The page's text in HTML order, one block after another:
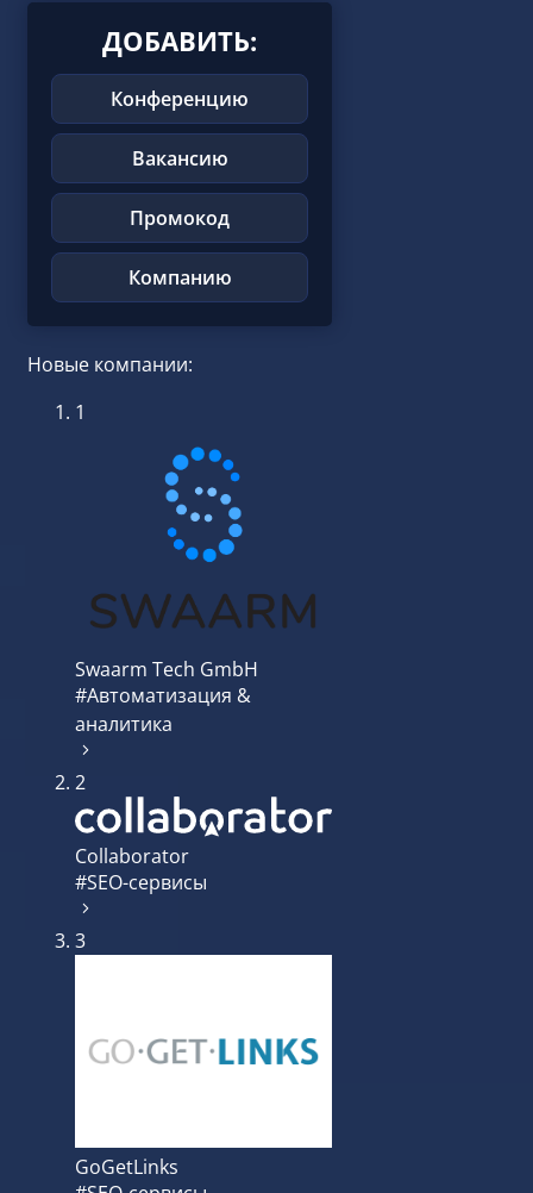
ДОБАВИТЬ:
Конференцию
Вакансию
Промокод
Компанию
Новые компании:
1
Swaarm Tech GmbH
#Автоматизация &
аналитика
2
Collaborator
#SEO-сервисы
3
GoGetLinks